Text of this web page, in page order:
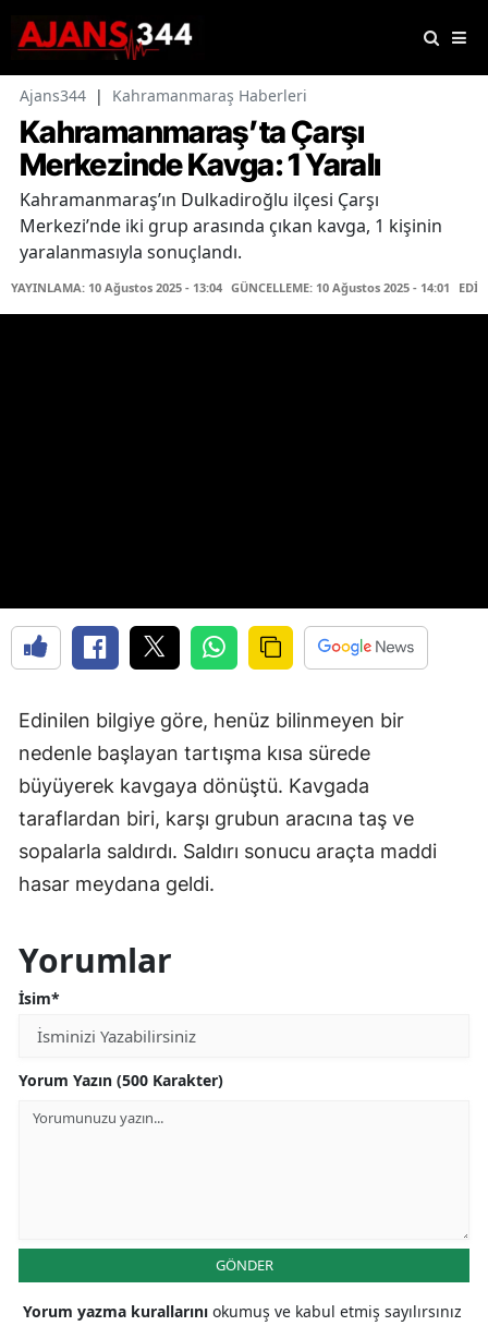
Ajans344 | Kahramanmaraş Haberleri
Kahramanmaraş’ta Çarşı
Merkezinde Kavga: 1 Yaralı
Kahramanmaraş’ın Dulkadiroğlu ilçesi Çarşı
Merkezi’nde iki grup arasında çıkan kavga, 1 kişinin
yaralanmasıyla sonuçlandı.
YAYINLAMA: 10 Ağustos 2025 - 13:04 GÜNCELLEME: 10 Ağustos 2025 - 14:01
Edinilen bilgiye göre, henüz bilinmeyen bir
nedenle başlayan tartışma kısa sürede
büyüyerek kavgaya dönüştü. Kavgada
taraflardan biri, karşı grubun aracına taş ve
sopalarla saldırdı. Saldırı sonucu araçta maddi
hasar meydana geldi.
Yorumlar
İsim*
Yorum Yazın (500 Karakter)
GÖNDER
Yorum yazma kurallarını okumuş ve kabul etmiş sayılırsınız